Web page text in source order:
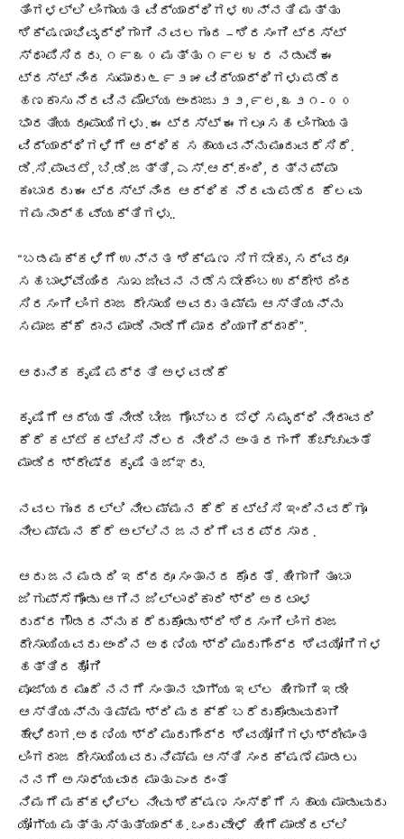
ತಿಂಗಳಲ್ಲಿ ಲಿಂಗಾಯತ ವಿದ್ಯಾರ್ಥಿಗಳ ಉನ್ನತಿ ಮತ್ತು
ಶಿಕ್ಷಣಾಭಿವೃದ್ಧಿಗಾಗಿ ನವಲಗುಂದ – ಶಿರಸಂಗಿ ಟ್ರಸ್ಟ್
ಸ್ಥಾಪಿಸಿದರು. ೧೯೩೦ ಮತ್ತು ೧೯೮೪ ರ ನಡುವೆ ಈ
ಟ್ರಸ್ಟ್ ನಿಂದ ಸುಮಾರು ೬೯೨೫ ವಿದ್ಯಾರ್ಥಿಗಳು ಪಡೆದ
ಹಣಕಾಸು ನೆರವಿನ ಮೌಲ್ಯ ಅಂದಾಜು ೨೨,೯೮,೩೨೧-೦೦
ಭಾರತೀಯ ರೂಪಾಯಿಗಳು . ಈ ಟ್ರಸ್ಟ್ ಈಗಲೂ ಸಹ ಲಿಂಗಾಯತ
ವಿದ್ಯಾರ್ಥಿಗಳಿಗೆ ಆರ್ಥಿಕ ಸಹಾಯವನ್ನು ಮುಂದುವರೆಸಿದೆ.
ಡಿ.ಸಿ.ಪಾವಟೆ, ಬಿ.ಡಿ.ಜತ್ತಿ, ಎಸ್.ಆರ್.ಕಂಠಿ, ರತ್ನಪ್ಪಾ
ಕುಂಬಾರರು ಈ ಟ್ರಸ್ಟ್ ನಿಂದ ಆರ್ಥಿಕ ನೆರವು ಪಡೆದ ಕೆಲವು
ಗಮನಾರ್ಹ ವ್ಯಕ್ತಿಗಳು..
“ಬಡಮಕ್ಕಳಿಗೆ ಉನ್ನತ ಶಿಕ್ಷಣ ಸಿಗಬೇಕು, ಸರ್ವರೂ
ಸಹಬಾಳ್ವೆಯಿಂದ ಸುಖ ಜೀವನ ನಡೆಸಬೇಕೆಂಬ ಉದ್ದೇಶದಿಂದ
ಸಿರಸಂಗಿ ಲಿಂಗರಾಜ ದೇಸಾಯಿ ಅವರು ತಮ್ಮ ಆಸ್ತಿಯನ್ನು
ಸಮಾಜಕ್ಕೆ ದಾನ ಮಾಡಿ ನಾಡಿಗೆ ಮಾದರಿಯಾಗಿದ್ದಾರೆ”.
ಆಧುನಿಕ ಕೃಷಿ ಪದ್ಧತಿ ಅಳವಡಿಕೆ
ಕೃಷಿಗೆ ಆದ್ಯತೆ ನೀಡಿ ಬೀಜ ಗೊಬ್ಬರ ಬೆಳೆ ಸಮೃದ್ಧಿ ನೀರಾವರಿ
ಕೆರೆ ಕಟ್ಟೆ ಕಟ್ಟಿಸಿ ನೆಲದ ನೀರಿನ ಅಂತರಗಂಗೆ ಹೆಚ್ಚುವಂತೆ
ಮಾಡಿದ ಶ್ರೇಷ್ಠ ಕೃಷಿ ತಜ್ಞರು.
ನವಲಗುಂದದಲ್ಲಿ ನೀಲಮ್ಮನ ಕೆರೆ ಕಟ್ಟಿಸಿ ಇಂದಿನವರೆಗೂ
ನೀಲಮ್ಮನ ಕೆರೆ ಅಲ್ಲಿನ ಜನರಿಗೆ ವರಪ್ರಸಾದ.
ಆರು ಜನ ಮಡದಿ ಇದ್ದರೂ ಸಂತಾನದ ಕೊರತೆ. ಹೀಗಾಗಿ ತುಂಬಾ
ಜಿಗುಪ್ಸೆಗೊಂಡು ಆಗಿನ ಜಿಲ್ಲಾಧಿಕಾರಿ ಶ್ರಿ ಅರಟಾಳ
ರುದ್ರಗೌಡರನ್ನು ಕರೆದುಕೊಂಡು ಶ್ರಿ ಶಿರಸಂಗಿ ಲಿಂಗರಾಜ
ದೇಸಾಯಿಯವರು ಅಂದಿನ ಅಥಣಿಯ ಶ್ರಿ ಮುರುಗೆಂದ್ರ ಶಿವಯೋಗಿಗಳ
ಹತ್ತಿರ ಹೋಗಿ
ಪೂಜ್ಯರ ಮುಂದೆ ನನಗೆ ಸಂತಾನ ಭಾಗ್ಯ ಇಲ್ಲ ಹೀಗಾಗಿ ಇಡೀ
ಆಸ್ತಿಯನ್ನು ತಮ್ಮ ಶ್ರಿ ಮಠಕ್ಕೆ ಬರೆದುಕೊಡುವುದಾಗಿ
ಹೇಳಿದಾಗ.ಅಥಣಿಯ ಶ್ರಿ ಮುರುಗೆಂದ್ರ ಶಿವಯೋಗಿಗಳು ಶ್ರೀಮಂತ
ಲಿಂಗರಾಜ ದೇಸಾಯಿಯವರು ನಿಮ್ಮ ಆಸ್ತಿ ಸಂರಕ್ಷಣೆ ಮಾಡಲು
ನನಗೆ ಅಸಾಧ್ಯವಾದ ಮಾತು ಎಂದರಂತೆ
ನಿಮಗೆ ಮಕ್ಕಳಿಲ್ಲ ನೀವು ಶಿಕ್ಷಣ ಸಂಸ್ಥೆಗೆ ಸಹಾಯ ಮಾಡುವುದು
ಯೋಗ್ಯ ಮತ್ತು ಸ್ತುತ್ಯಾರ್ಹ. ಒಂದು ವೇಳೆ ಹೀಗೆ ಮಾಡಿದಲ್ಲಿ